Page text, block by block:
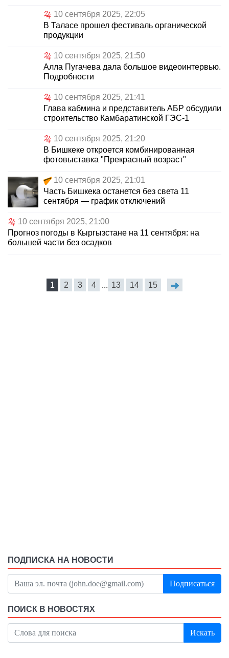
10 сентября 2025, 22:05
В Таласе прошел фестиваль органической
продукции
10 сентября 2025, 21:50
Алла Пугачева дала большое видеоинтервью.
Подробности
10 сентября 2025, 21:41
Глава кабмина и представитель АБР обсудили
строительство Камбаратинской ГЭС-1
10 сентября 2025, 21:20
В Бишкеке откроется комбинированная
фотовыставка "Прекрасный возраст"
10 сентября 2025, 21:01
Часть Бишкека останется без света 11
сентября — график отключений
10 сентября 2025, 21:00
Прогноз погоды в Кыргызстане на 11 сентября: на
большей части без осадков
1 2 3 4 ... 13 14 15
ПОДПИСКА НА НОВОСТИ
Подписаться
ПОИСК В НОВОСТЯХ
Искать